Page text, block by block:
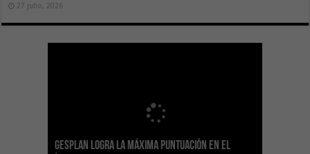
27 julio, 2026
Sanidad adjudica 106 ecógrafos por casi tres
Gesplan logra la máxima puntuación en el
El Gobierno canario concede ayudas del
Transición Ecológica coordina con Ashotel su
Visocan incorpora 170 pisos a su parque de
Sanidad refuerza la capacidad diagnóstica de